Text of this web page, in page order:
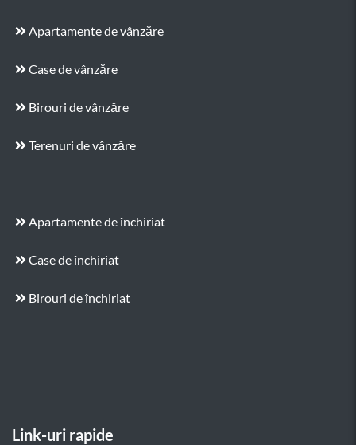
Apartamente de vânzăre
Case de vânzăre
Birouri de vânzăre
Terenuri de vânzăre
Apartamente de închiriat
Case de închiriat
Birouri de închiriat
Link-uri rapide